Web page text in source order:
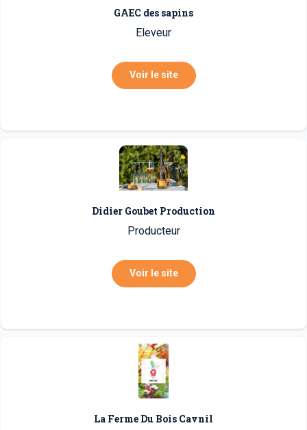
GAEC des sapins
Eleveur
Voir le site
Didier Goubet Production
Producteur
Voir le site
La Ferme Du Bois Cavnil